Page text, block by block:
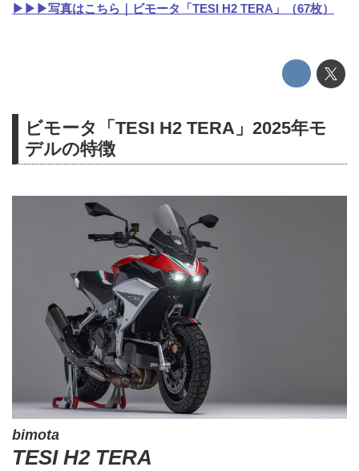
▶▶▶写真はこちら｜ビモータ「TESI H2 TERA」（67枚）
ビモータ「TESI H2 TERA」2025年モ
デルの特徴
bimota
TESI H2 TERA